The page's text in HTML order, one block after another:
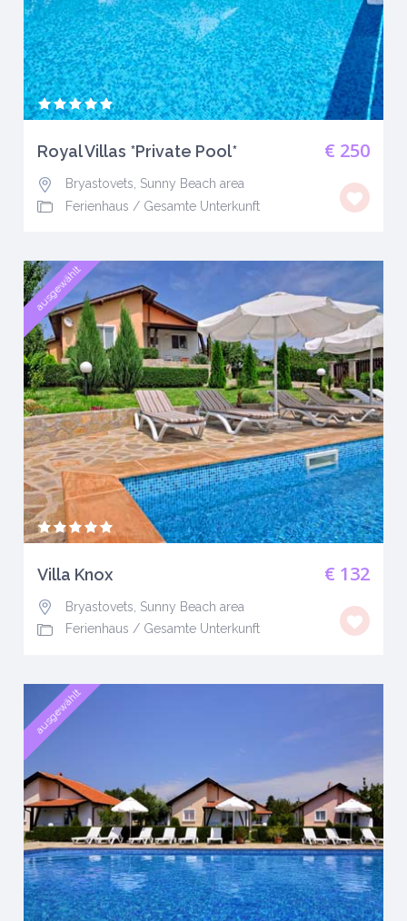
€ 250
Royal Villas *Private Pool*
Bryastovets, Sunny Beach area
Ferienhaus / Gesamte Unterkunft
ausgewählt
€ 132
Villa Knox
Bryastovets, Sunny Beach area
Ferienhaus / Gesamte Unterkunft
ausgewählt